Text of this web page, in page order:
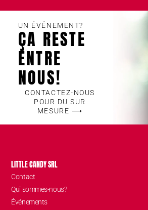
UN ÉVÉNEMENT?
ÇA RESTE
ENTRE
NOUS!
CONTACTEZ-NOUS
POUR DU SUR
MESURE ⟶
LITTLE CANDY SRL
Contact
Qui sommes-nous?
Événements